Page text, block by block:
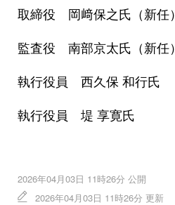
取締役 岡﨑保之氏（新任）
監査役 南部京太氏（新任）
執行役員 西久保 和行氏
執行役員 堤 享寛氏
2026年04月03日 11時26分 公開
2026年04月03日 11時26分 更新